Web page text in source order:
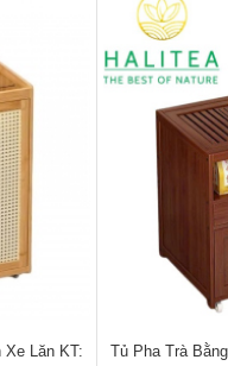
Xe Lăn KT:
Tủ Pha Trà